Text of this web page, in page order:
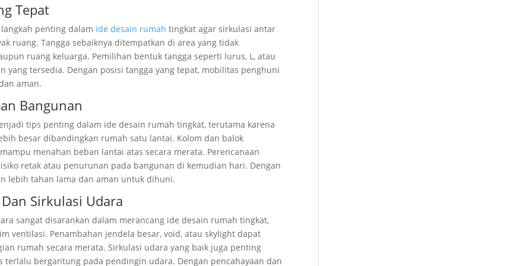
Tepat
penting dalam ide desain rumah tingkat agar sirkulasi antar
ruang. Tangga sebaiknya ditempatkan di area yang tidak
ruang keluarga. Pemilihan bentuk tangga seperti lurus, L, atau
yang tersedia. Dengan posisi tangga yang tepat, mobilitas penghuni
aman.
Bangunan
tips penting dalam ide desain rumah tingkat, terutama karena
besar dibandingkan rumah satu lantai. Kolom dan balok
menahan beban lantai atas secara merata. Perencanaan
retak atau penurunan pada bangunan di kemudian hari. Dengan
lebih tahan lama dan aman untuk dihuni.
Sirkulasi Udara
sangat disarankan dalam merancang ide desain rumah tingkat,
ventilasi. Penambahan jendela besar, void, atau skylight dapat
rumah secara merata. Sirkulasi udara yang baik juga penting
bergantung pada pendingin udara. Dengan pencahayaan dan